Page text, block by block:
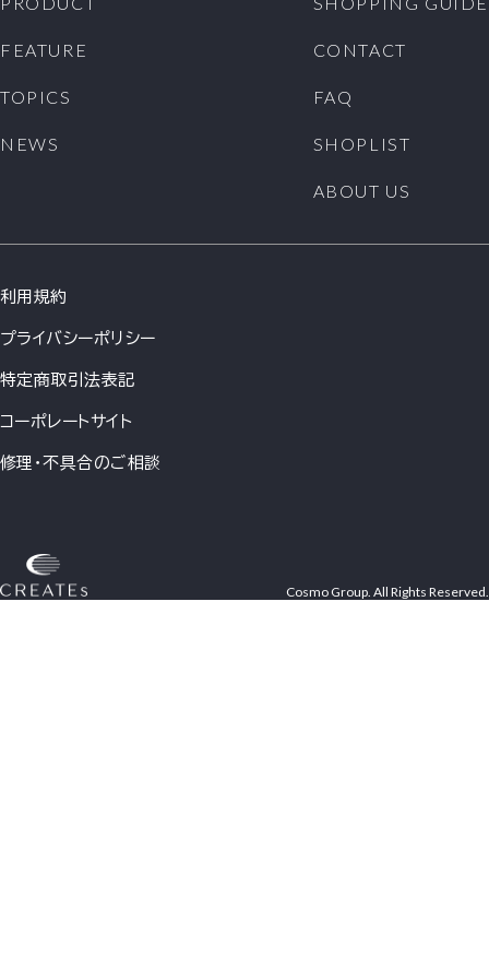
FEATURE
TOPICS
NEWS
CONTACT
FAQ
SHOPLIST
ABOUT US
利用規約
プライバシーポリシー
特定商取引法表記
コーポレートサイト
修理・不具合のご相談
Cosmo Group. All Rights Reserved.